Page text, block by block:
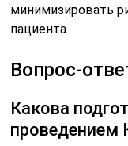
минимизировать
пациента.
Вопрос-
Какова
проведением